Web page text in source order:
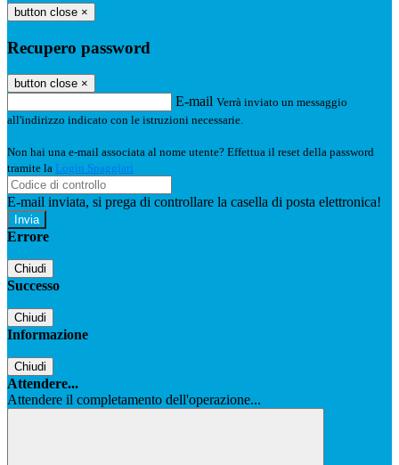
button close ×
Recupero password
button close ×
E-mail Verrà inviato un messaggio
all'indirizzo indicato con le istruzioni necessarie.
Non hai una e-mail associata al nome utente? Effettua il reset della password
tramite la Login Spaggiari
E-mail inviata, si prega di controllare la casella di posta elettronica!
Errore
Chiudi
Successo
Chiudi
Informazione
Chiudi
Attendere...
Attendere il completamento dell'operazione...